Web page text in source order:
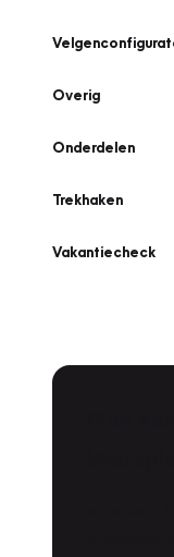
Overig
Onderdelen
Trekhaken
Vakantiecheck